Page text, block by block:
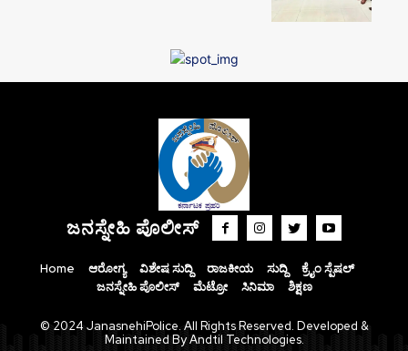
ಜನಸ್ನೇಹಿ ಪೊಲೀಸ್
Home ಆರೋಗ್ಯ ವಿಶೇಷ ಸುದ್ದಿ ರಾಜಕೀಯ ಸುದ್ದಿ
ಕ್ರೈಂ ಸ್ಪೆಷಲ್
ಜನಸ್ನೇಹಿ ಪೊಲೀಸ್
ಮೆಟ್ರೋ ಸಿನಿಮಾ ಶಿಕ್ಷಣ
© 2024 JanasnehiPolice. All Rights Reserved. Developed &
Maintained By Andtil Technologies.